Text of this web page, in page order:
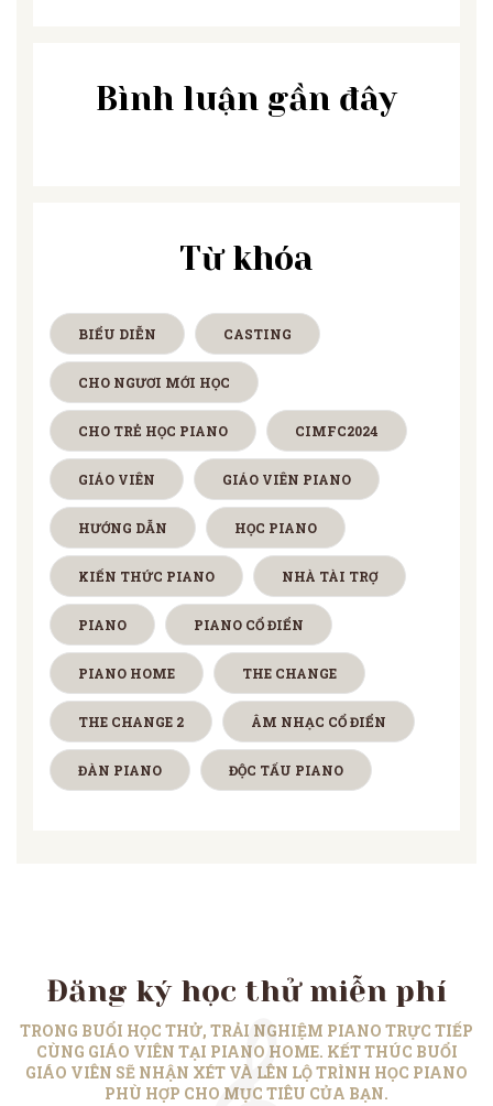
Bình luận gần đây
Từ khóa
BIỂU DIỄN CASTING
CHO NGƯƠI MỚI HỌC
CHO TRẺ HỌC PIANO CIMFC2024
GIÁO VIÊN GIÁO VIÊN PIANO
HƯỚNG DẪN HỌC PIANO
KIẾN THỨC PIANO NHÀ TÀI TRỢ
PIANO PIANO CỔ ĐIỂN
PIANO HOME THE CHANGE
THE CHANGE 2 ÂM NHẠC CỔ ĐIỂN
ĐÀN PIANO ĐỘC TẤU PIANO
Đăng ký học thử miễn phí
TRONG BUỔI HỌC THỬ, TRẢI NGHIỆM PIANO TRỰC TIẾP
CÙNG GIÁO VIÊN TẠI PIANO HOME. KẾT THÚC BUỔI
GIÁO VIÊN SẼ NHẬN XÉT VÀ LÊN LỘ TRÌNH HỌC PIANO
PHÙ HỢP CHO MỤC TIÊU CỦA BẠN.